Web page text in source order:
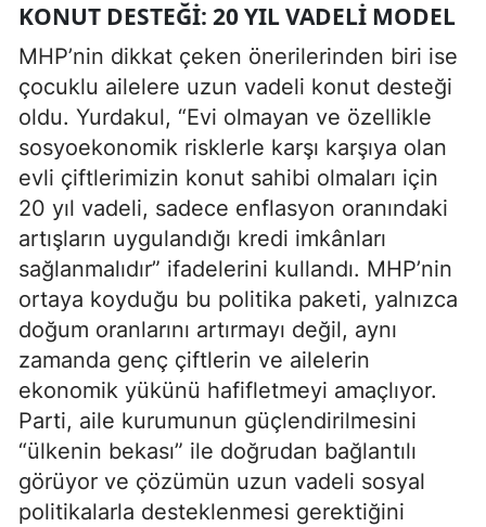
KONUT DESTEĞI: 20 YIL VADELI MODEL
MHP’nin dikkat çeken önerilerinden biri ise
çocuklu ailelere uzun vadeli konut desteği
oldu. Yurdakul, “Evi olmayan ve özellikle
sosyoekonomik risklerle karşı karşıya olan
evli çiftlerimizin konut sahibi olmaları için
20 yıl vadeli, sadece enflasyon oranındaki
artışların uygulandığı kredi imkânları
sağlanmalıdır” ifadelerini kullandı. MHP’nin
ortaya koyduğu bu politika paketi, yalnızca
doğum oranlarını artırmayı değil, aynı
zamanda genç çiftlerin ve ailelerin
ekonomik yükünü hafifletmeyi amaçlıyor.
Parti, aile kurumunun güçlendirilmesini
“ülkenin bekası” ile doğrudan bağlantılı
görüyor ve çözümün uzun vadeli sosyal
politikalarla desteklenmesi gerektiğini